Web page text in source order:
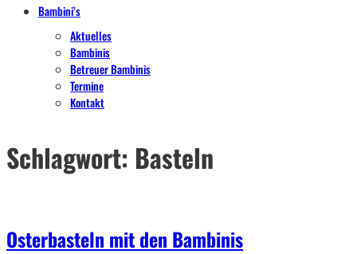
Bambini’s
Aktuelles
Bambinis
Betreuer Bambinis
Termine
Kontakt
Schlagwort: Basteln
Osterbasteln mit den Bambinis